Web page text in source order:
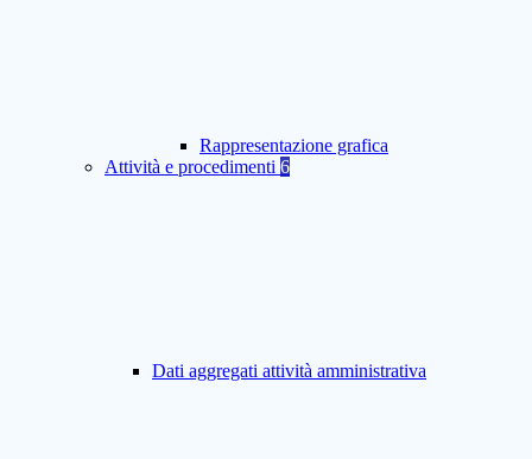
Rappresentazione grafica
Attività e procedimenti 6
Dati aggregati attività amministrativa